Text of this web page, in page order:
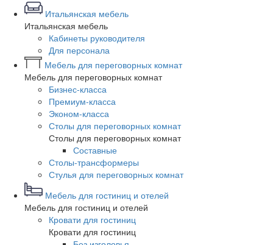
Итальянская мебель
Итальянская мебель
Кабинеты руководителя
Для персонала
Мебель для переговорных комнат
Мебель для переговорных комнат
Бизнес-класса
Премиум-класса
Эконом-класса
Столы для переговорных комнат
Столы для переговорных комнат
Составные
Столы-трансформеры
Стулья для переговорных комнат
Мебель для гостиниц и отелей
Мебель для гостиниц и отелей
Кровати для гостиниц
Кровати для гостиниц